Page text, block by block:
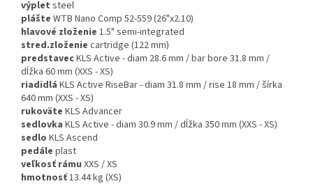
výplet steel
plášte WTB Nano Comp 52-559 (26"x2.10)
hlavové zloženie 1.5" semi-integrated
stred.zloženie cartridge (122 mm)
predstavecKLS Active - diam 28.6 mm / bar bore 31.8 mm /
dĺžka 60 mm (XXS - XS)
riadidlá KLS Active RiseBar - diam 31.8 mm / rise 18 mm / šírka
640 mm (XXS - XS)
rukoväte KLS Advancer
sedlovka KLS Active - diam 30.9 mm / dĺžka 350 mm (XXS - XS)
sedlo KLS Ascend
pedále plast
veľkosť rámu XXS / XS
hmotnosť13.44 kg (XS)